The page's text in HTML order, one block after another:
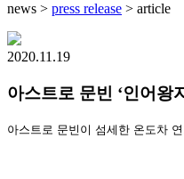
news > press release > article
2020.11.19
아스트로 문빈 ‘인어왕
아스트로 문빈이 섬세한 온도차